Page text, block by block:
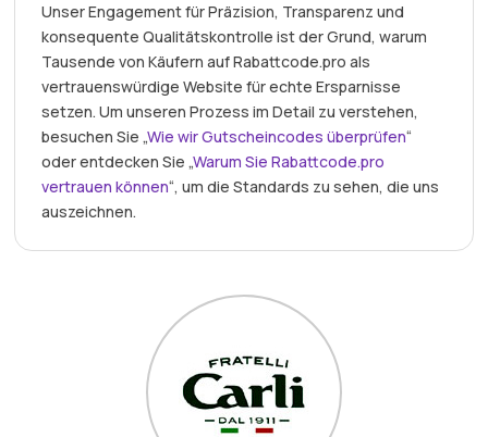
Unser Engagement für Präzision, Transparenz und
konsequente Qualitätskontrolle ist der Grund, warum
Tausende von Käufern auf Rabattcode.pro als
vertrauenswürdige Website für echte Ersparnisse
setzen. Um unseren Prozess im Detail zu verstehen,
besuchen Sie „Wie wir Gutscheincodes überprüfen“
oder entdecken Sie „Warum Sie Rabattcode.pro
vertrauen können“, um die Standards zu sehen, die uns
auszeichnen.